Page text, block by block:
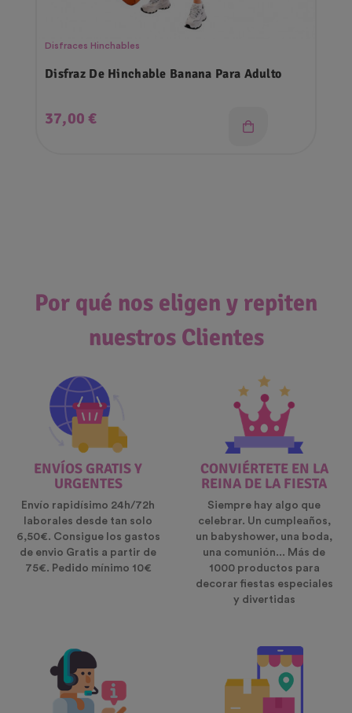
Disfraces Hinchables
Disfraz De Hinchable Banana Para Adulto
Precio
37,00 €
Por qué nos eligen y repiten
nuestros Clientes
ENVÍOS GRATIS Y
URGENTES
Envío rapidísimo 24h/72h
laborales desde tan solo
6,50€. Consigue los gastos
de envio Gratis a partir de
75€. Pedido mínimo 10€
CONVIÉRTETE EN LA
REINA DE LA FIESTA
Siempre hay algo que
celebrar. Un cumpleaños,
un babyshower, una boda,
una comunión... Más de
1000 productos para
decorar fiestas especiales
y divertidas